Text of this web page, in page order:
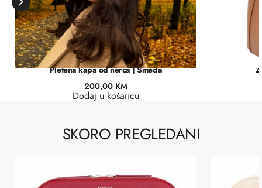
Pletena kapa od nerca | Smeđa
200,00 KM
Dodaj u košaricu
SKORO PREGLEDANI